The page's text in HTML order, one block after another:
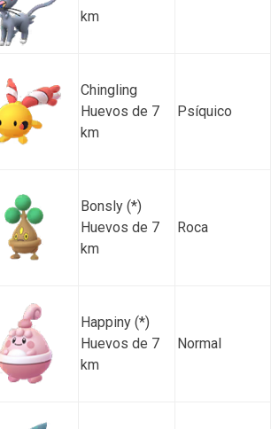
km
Chingling
Huevos de 7
km
Psíquico
Bonsly (*)
Huevos de 7
km
Roca
Happiny (*)
Huevos de 7
km
Normal